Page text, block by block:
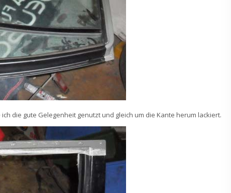
die gute Gelegenheit genutzt und gleich um die Kante herum lackiert.